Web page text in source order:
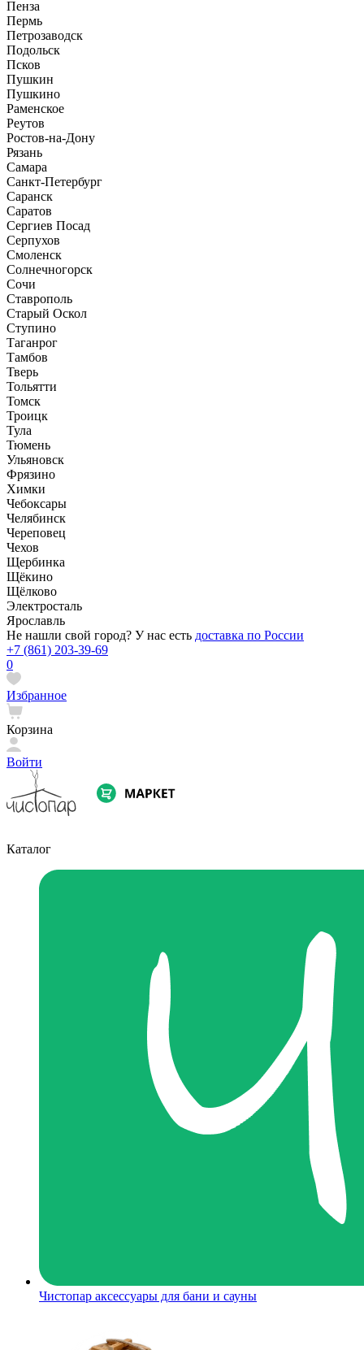
Пенза
Пермь
Петрозаводск
Подольск
Псков
Пушкин
Пушкино
Раменское
Реутов
Ростов-на-Дону
Рязань
Самара
Санкт-Петербург
Саранск
Саратов
Сергиев Посад
Серпухов
Смоленск
Солнечногорск
Сочи
Ставрополь
Старый Оскол
Ступино
Таганрог
Тамбов
Тверь
Тольятти
Томск
Троицк
Тула
Тюмень
Ульяновск
Фрязино
Химки
Чебоксары
Челябинск
Череповец
Чехов
Щербинка
Щёкино
Щёлково
Электросталь
Ярославль
Не нашли свой город? У нас есть доставка по России
+7 (861) 203-39-69
0
Избранное
Корзина
Войти
Каталог
Чистопар аксессуары для бани и сауны